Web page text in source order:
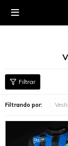

Filtrando por: